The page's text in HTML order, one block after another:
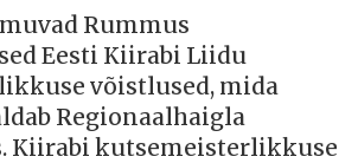
Rummus
Eesti Kiirabi Liidu
võistlused, mida
Regionaalhaigla
Kiirabi kutsemeisterlikkuse